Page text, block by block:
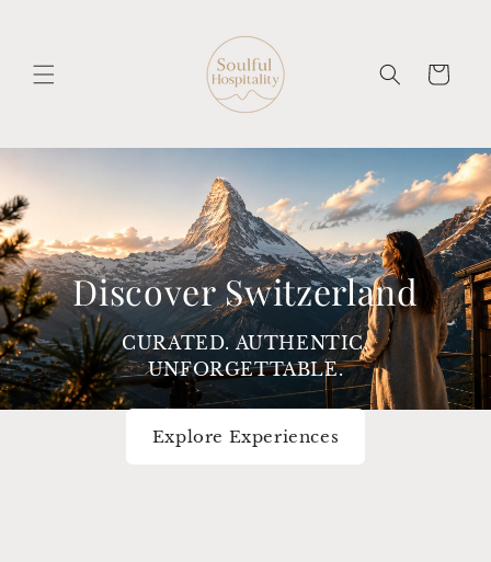
Warenkorb
Discover Switzerland
CURATED. AUTHENTIC.
UNFORGETTABLE.
Explore Experiences